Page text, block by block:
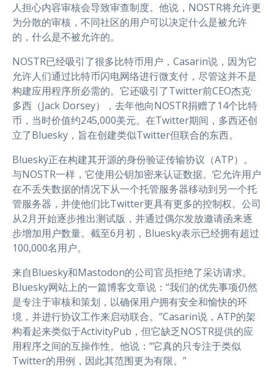
人担心内容审核会导致审查制度。他说，NOSTR将允许更
为分散的审核，不同社区的用户可以决定什么是被允许
的，什么是不被允许的。
NOSTR已经吸引了很多比特币用户，Casarin说，因为它
允许人们通过比特币闪电网络进行微支付，尽管这并不是
构建应用程序所必需的。它还吸引了Twitter前CEO杰克·
多西（Jack Dorsey），去年他向NOSTR捐赠了14个比特
币，当时价值约245,000美元。在Twitter期间，多西还创
立了Bluesky，旨在创建类似Twitter但联合的东西。
Bluesky正在构建其开源的身份验证传输协议（ATP）。
与NOSTR一样，它使用公钥加密来认证数据。它允许用户
在不丢失数据的情况下从一个托管服务器移动到另一个托
管服务器，并使他们比Twitter更具有更多的控制权。公司
从2月开始逐步推出测试版，并通过偶尔发放邀请函来逐
步增加用户数量。截至6月初，Bluesky表示已经拥有超过
100,000名用户。
来自Bluesky和Mastodon的公司官员拒绝了采访请求。
Bluesky网站上的一篇博客文章说：“我们的优先事项仍然
是专注于审核和策划，以确保用户拥有安全和愉快的环
境，并进行协议工作来启动联合。”Casarin说，ATP的架
构看起来类似于ActivityPub，但它缺乏NOSTR提供的应
用程序之间的互操作性。他说：“它真的只专注于类似
Twitter的用例，因此其范围更为有限。”